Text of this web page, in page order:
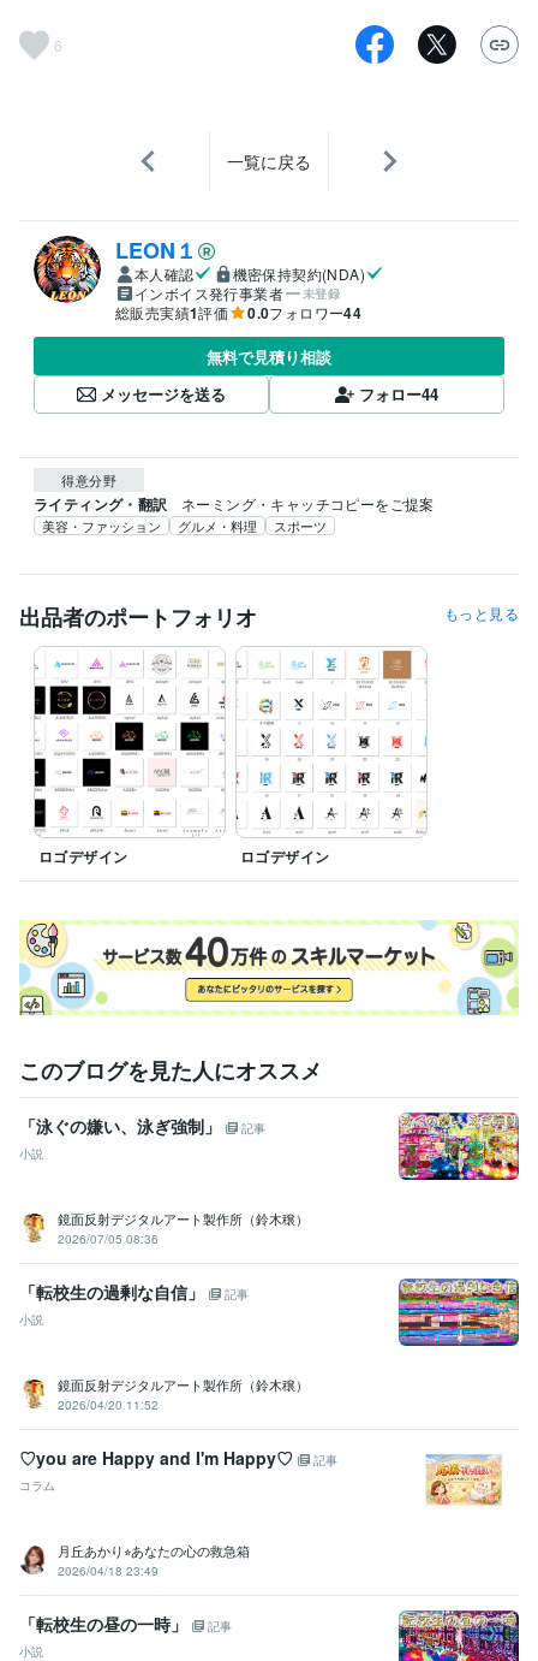
6
一覧に戻る
LEON１
本人確認
機密保持契約(NDA)
インボイス発行事業者
未登録
総販売実績1評価 0.0フォロワー44
無料で見積り相談
メッセージを送る
フォロー44
得意分野
ライティング・翻訳 ネーミング・キャッチコピーをご提案
美容・ファッション グルメ・料理 スポーツ
出品者のポートフォリオ もっと見る
ロゴデザイン ロゴデザイン
このブログを見た人にオススメ
「泳ぐの嫌い、泳ぎ強制」
記事
小説
鏡面反射デジタルアート製作所（鈴木穣）
2026/07/05 08:36
「転校生の過剰な自信」
記事
小説
鏡面反射デジタルアート製作所（鈴木穣）
2026/04/20 11:52
♡you are Happy and I'm Happy♡
記事
コラム
月丘あかり⭐︎あなたの心の救急箱
2026/04/18 23:49
「転校生の昼の一時」
記事
小説